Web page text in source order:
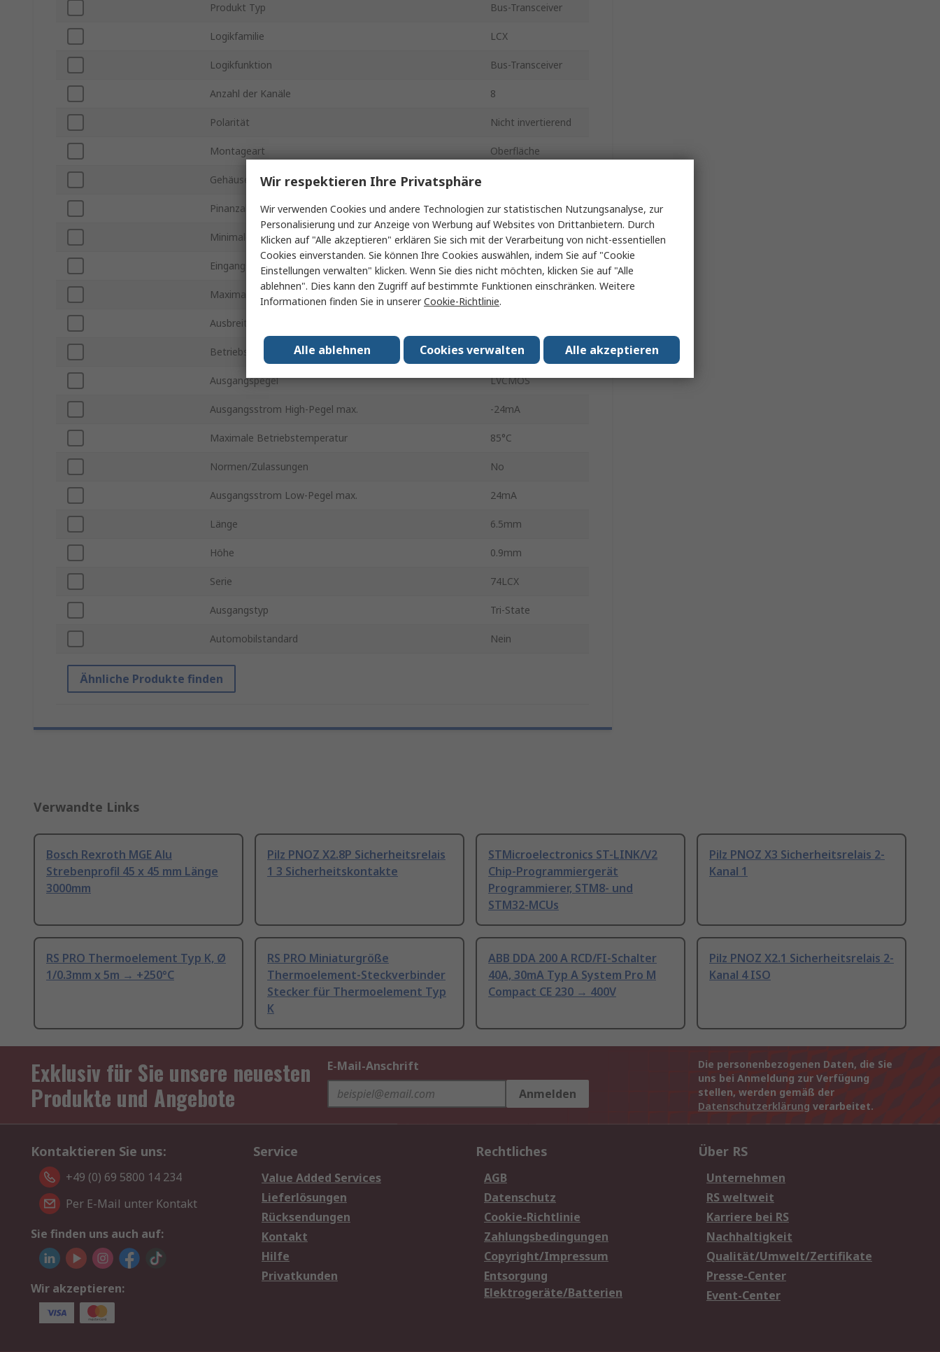
Produkt Typ Bus-Transceiver
Logikfamilie LCX
Logikfunktion Bus-Transceiver
Anzahl der Kanäle 8
Polarität Nicht invertierend
Montageart Oberfläche
Gehäusegröße
Pinanzahl 20
Minimale Versorgungsspannung 2V
Eingangspegel LVTTL, TTL
Maximale Versorgungsspannung 3.6V
Ausbreitungsverzögerungszeit max. bei Lastkapazität
Betriebstemperatur min. -40°C
Ausgangspegel LVCMOS
Ausgangsstrom High-Pegel max. -24mA
Maximale Betriebstemperatur 85°C
Normen/Zulassungen No
Ausgangsstrom Low-Pegel max. 24mA
Länge 6.5mm
Höhe 0.9mm
Serie 74LCX
Ausgangstyp Tri-State
Automobilstandard Nein
Ähnliche Produkte finden
Verwandte Links
Bosch Rexroth MGE Alu
Strebenprofil 45 x 45 mm Länge
3000mm
Pilz PNOZ X2.8P Sicherheitsrelais
1 3 Sicherheitskontakte
STMicroelectronics ST-LINK/V2
Chip-Programmiergerät
Programmierer, STM8- und
STM32-MCUs
Pilz PNOZ X3 Sicherheitsrelais 2-
Kanal 1
RS PRO Thermoelement Typ K, Ø
1/0.3mm x 5m → +250°C
RS PRO Miniaturgröße
Thermoelement-Steckverbinder
Stecker für Thermoelement Typ
K
ABB DDA 200 A RCD/FI-Schalter
40A, 30mA Typ A System Pro M
Compact CE 230 → 400V
Pilz PNOZ X2.1 Sicherheitsrelais 2-
Kanal 4 ISO
Exklusiv für Sie unsere neuesten
Produkte und Angebote
E-Mail-Anschrift
Anmelden
Die personenbezogenen Daten, die Sie
uns bei Anmeldung zur Verfügung
stellen, werden gemäß der
Datenschutzerklärung verarbeitet.
Kontaktieren Sie uns:
+49 (0) 69 5800 14 234
Per E-Mail unter Kontakt
Sie finden uns auch auf:
Wir akzeptieren:
Service
Value Added Services
Lieferlösungen
Rücksendungen
Kontakt
Hilfe
Privatkunden
Rechtliches
AGB
Datenschutz
Cookie-Richtlinie
Zahlungsbedingungen
Copyright/Impressum
Entsorgung
Elektrogeräte/Batterien
Über RS
Unternehmen
RS weltweit
Karriere bei RS
Nachhaltigkeit
Qualität/Umwelt/Zertifikate
Presse-Center
Event-Center
Wir respektieren Ihre Privatsphäre
Wir verwenden Cookies und andere Technologien zur statistischen Nutzungsanalyse, zur
Personalisierung und zur Anzeige von Werbung auf Websites von Drittanbietern. Durch
Klicken auf "Alle akzeptieren" erklären Sie sich mit der Verarbeitung von nicht-essentiellen
Cookies einverstanden. Sie können Ihre Cookies auswählen, indem Sie auf "Cookie
Einstellungen verwalten" klicken. Wenn Sie dies nicht möchten, klicken Sie auf "Alle
ablehnen". Dies kann den Zugriff auf bestimmte Funktionen einschränken. Weitere
Informationen finden Sie in unsererCookie-Richtlinie.
Alle akzeptieren
Cookies verwalten
Alle ablehnen